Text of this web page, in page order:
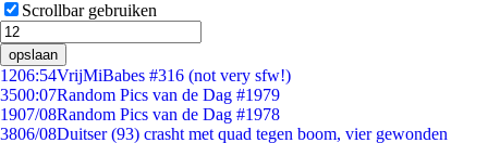
Scrollbar gebruiken
opslaan
1206:54VrijMiBabes #316 (not very sfw!)
3500:07Random Pics van de Dag #1979
1907/08Random Pics van de Dag #1978
3806/08Duitser (93) crasht met quad tegen boom, vier gewonden